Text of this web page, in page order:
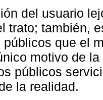
del usuario
trato; también,
públicos que el
motivo de
públicos
la realidad.